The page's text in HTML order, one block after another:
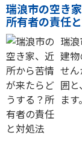
瑞浪市の空き
所有者の責任
瑞
建
せ
囲
ます。